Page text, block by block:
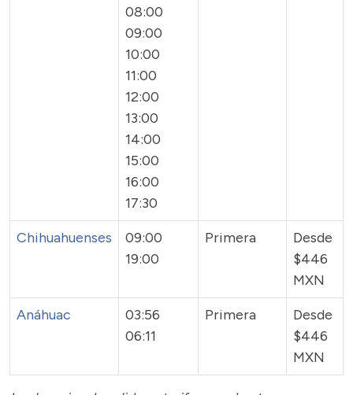
08:00
09:00
10:00
11:00
12:00
13:00
14:00
15:00
16:00
17:30
Chihuahuenses
09:00
19:00
Primera
Desde
$446
MXN
Anáhuac
03:56
06:11
Primera
Desde
$446
MXN